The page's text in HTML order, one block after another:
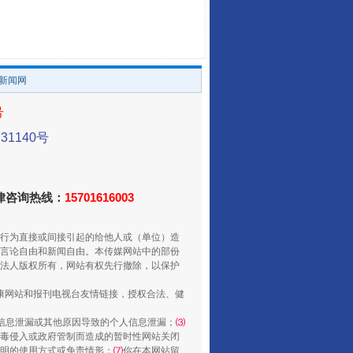
闻网
号
询热线： 15701616003
为直接或间接引起的给他人或（单位）造
论自由和新闻自由。本传媒网站中的部份
人版权所有，网站有权先行撤除，以保护
站和报刊电视台友情链接，授权合法、健
息泄漏或其他原因导致的个人信息泄漏； ⑶
侵入或政府管制而造成的暂时性网站关闭
的使用方式或免责情形； ⑺你在本网站留